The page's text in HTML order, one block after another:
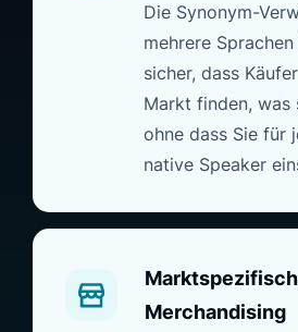
Die Synonym-
mehrere
sicher, dass
Markt finden, was
ohne dass Sie für
native Speaker
Merchandising